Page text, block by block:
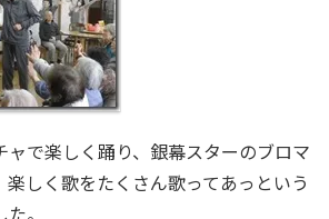
ャで楽しく踊り、銀幕スターのブロマ
しく歌をたくさん歌ってあっという